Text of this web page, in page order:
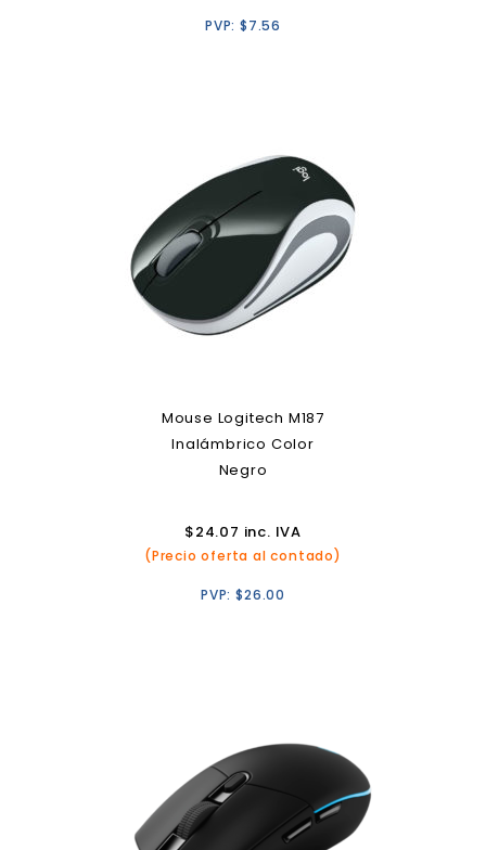
PVP: $7.56
Mouse Logitech M187
Inalámbrico Color
Negro
$24.07 inc. IVA
(Precio oferta al contado)
PVP:$26.00